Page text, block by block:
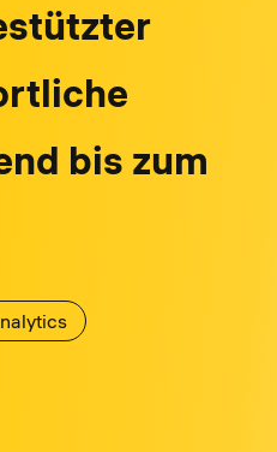
bis zum